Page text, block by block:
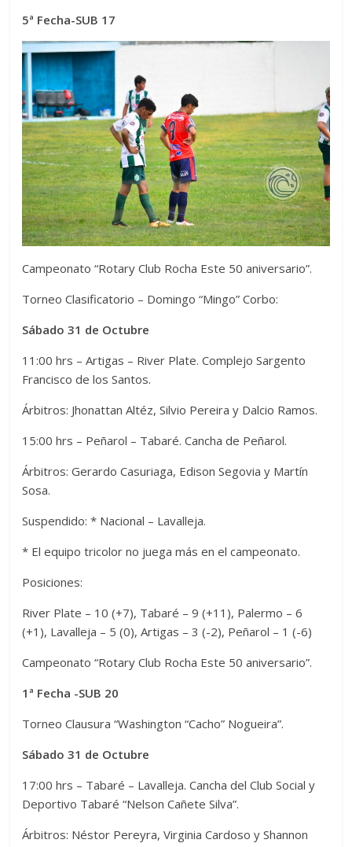
5ª Fecha-SUB 17
Campeonato “Rotary Club Rocha Este 50 aniversario”.
Torneo Clasificatorio – Domingo “Mingo” Corbo:
Sábado 31 de Octubre
11:00 hrs – Artigas – River Plate. Complejo Sargento
Francisco de los Santos.
Árbitros: Jhonattan Altéz, Silvio Pereira y Dalcio Ramos.
15:00 hrs – Peñarol – Tabaré. Cancha de Peñarol.
Árbitros: Gerardo Casuriaga, Edison Segovia y Martín
Sosa.
Suspendido: * Nacional – Lavalleja.
* El equipo tricolor no juega más en el campeonato.
Posiciones:
River Plate – 10 (+7), Tabaré – 9 (+11), Palermo – 6
(+1), Lavalleja – 5 (0), Artigas – 3 (-2), Peñarol – 1 (-6)
Campeonato “Rotary Club Rocha Este 50 aniversario”.
1ª Fecha -SUB 20
Torneo Clausura “Washington “Cacho” Nogueira”.
Sábado 31 de Octubre
17:00 hrs – Tabaré – Lavalleja. Cancha del Club Social y
Deportivo Tabaré “Nelson Cañete Silva”.
Árbitros: Néstor Pereyra, Virginia Cardoso y Shannon